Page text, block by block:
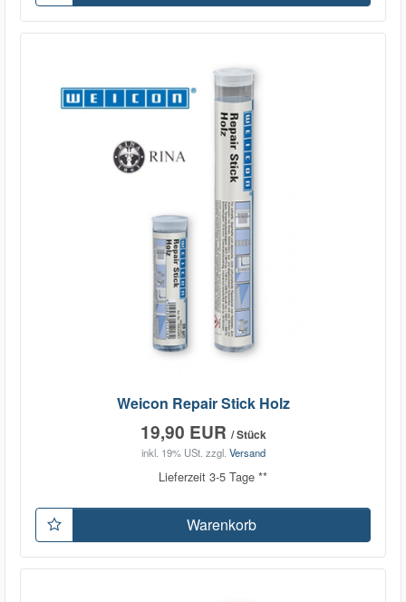
Weicon Repair Stick Holz
19,90 EUR / Stück
inkl. 19% USt. zzgl. Versand
Lieferzeit 3-5 Tage **
Warenkorb